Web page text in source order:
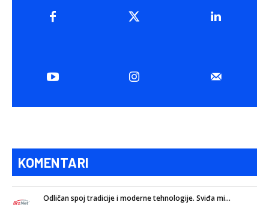
KOMENTARI
Odličan spoj tradicije i moderne tehnologije. Sviđa mi...